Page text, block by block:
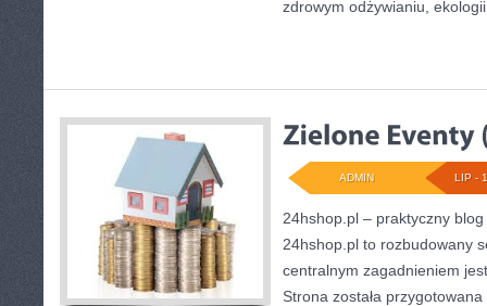
zdrowym odżywianiu,
LIP -
ADMIN
24hshop.pl – praktyczny
24hshop.pl to rozbudowany
centralnym zagadnieniem
Strona została